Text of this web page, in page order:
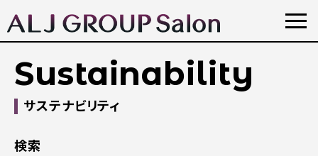
Sustainability
サステナビリティ
検索